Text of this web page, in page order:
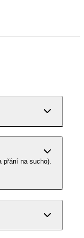
přání na sucho).